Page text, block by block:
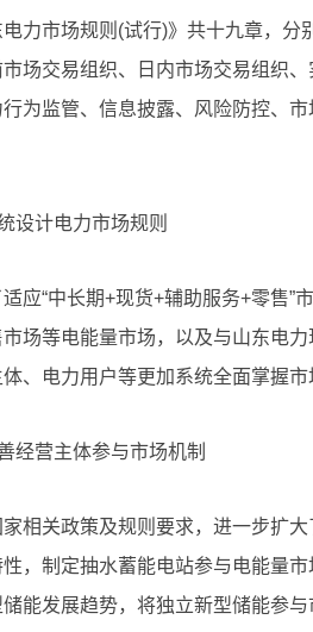
电力市场规则(试行)》共十九章，
场交易组织、日内市场交易组织
为监管、信息披露、风险防控、
设计电力市场规则
应“中长期+现货+辅助服务+零售
场等电能量市场，以及与山东电
、电力用户等更加系统全面掌握市
经营主体参与市场机制
相关政策及规则要求，进一步扩
，制定抽水蓄能电站参与电能量
能发展趋势，将独立新型储能参